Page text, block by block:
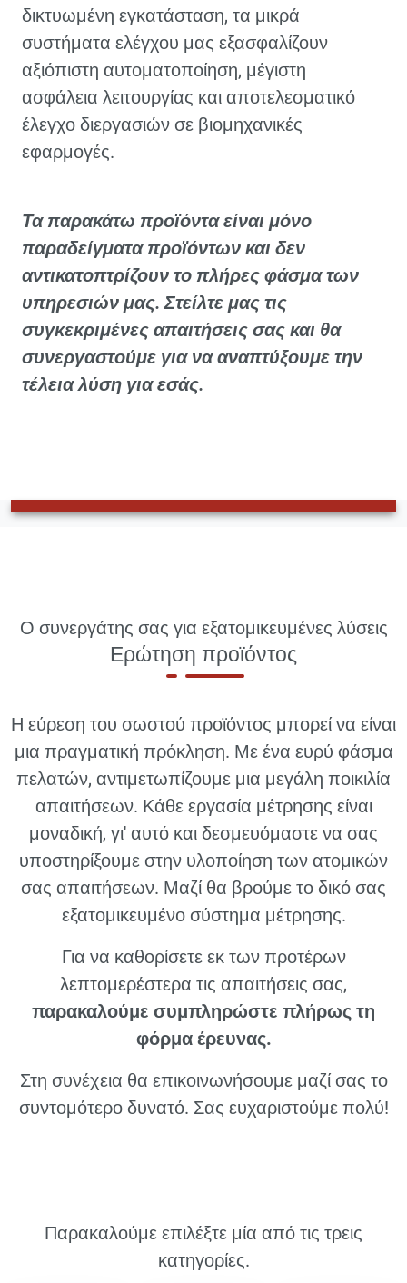
δικτυωμένη εγκατάσταση, τα μικρά
συστήματα ελέγχου μας εξασφαλίζουν
αξιόπιστη αυτοματοποίηση, μέγιστη
ασφάλεια λειτουργίας και αποτελεσματικό
έλεγχο διεργασιών σε βιομηχανικές
εφαρμογές.
Τα παρακάτω προϊόντα είναι μόνο
παραδείγματα προϊόντων και δεν
αντικατοπτρίζουν το πλήρες φάσμα των
υπηρεσιών μας. Στείλτε μας τις
συγκεκριμένες απαιτήσεις σας και θα
συνεργαστούμε για να αναπτύξουμε την
τέλεια λύση για εσάς.
Ο συνεργάτης σας για εξατομικευμένες λύσεις
Ερώτηση προϊόντος
Η εύρεση του σωστού προϊόντος μπορεί να είναι
μια πραγματική πρόκληση. Με ένα ευρύ φάσμα
πελατών, αντιμετωπίζουμε μια μεγάλη ποικιλία
απαιτήσεων. Κάθε εργασία μέτρησης είναι
μοναδική, γι' αυτό και δεσμευόμαστε να σας
υποστηρίξουμε στην υλοποίηση των ατομικών
σας απαιτήσεων. Μαζί θα βρούμε το δικό σας
εξατομικευμένο σύστημα μέτρησης.
Για να καθορίσετε εκ των προτέρων
λεπτομερέστερα τις απαιτήσεις σας,
παρακαλούμε συμπληρώστε πλήρως τη
φόρμα έρευνας.
Στη συνέχεια θα επικοινωνήσουμε μαζί σας το
συντομότερο δυνατό. Σας ευχαριστούμε πολύ!
Παρακαλούμε επιλέξτε μία από τις τρεις
κατηγορίες.